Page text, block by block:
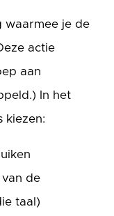
waarmee je de
actie
aan
In het
kiezen:
de
taal)